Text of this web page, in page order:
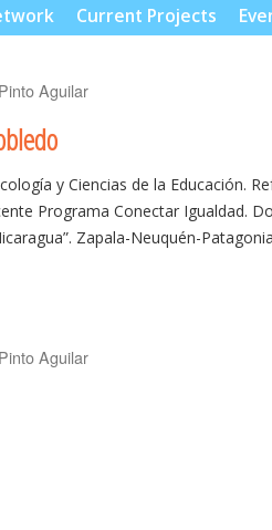
Current Projects
Aguilar
y Ciencias de la Educación.
Programa Conectar Igualdad.
Zapala-Neuquén-
Aguilar